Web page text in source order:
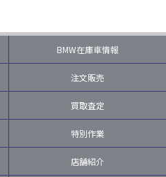
BMW在庫車情報
注文販売
買取査定
特別作業
店舗紹介